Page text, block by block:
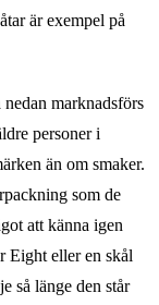
är exempel på
marknadsförs
personer i
än om smaker.
som de
att känna igen
Eight eller en skål
så länge den står